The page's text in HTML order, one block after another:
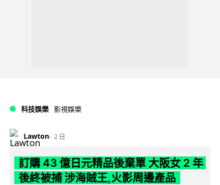
科技娛樂 影視娛樂
Lawton 2 日
訂購 43 億日元精品後棄單 大阪女 2 年
後終被捕 涉海賊王,火影周邊產品